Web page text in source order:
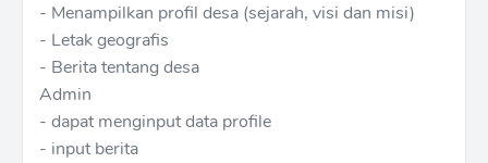
- Menampilkan profil desa (sejarah, visi dan misi)
- Letak geografis
- Berita tentang desa
Admin
- dapat menginput data profile
- input berita